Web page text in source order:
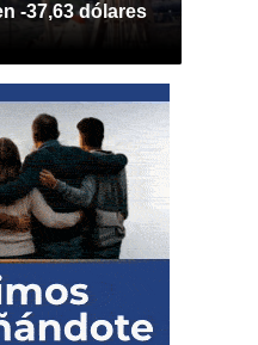
-37,63 dólares